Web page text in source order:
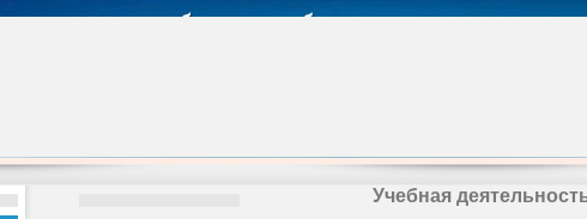
Учебная